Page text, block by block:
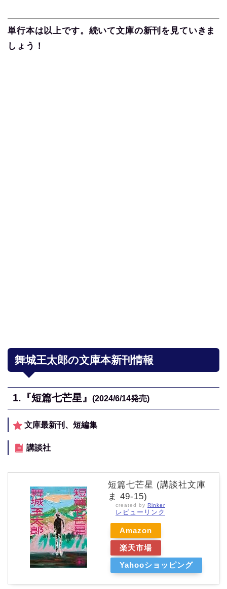
単行本は以上です。続いて文庫の新刊を見ていきま
しょう！
舞城王太郎の文庫本新刊情報
1. 『短篇七芒星』 (2024/6/14発売)
文庫最新刊、短編集
講談社
短篇七芒星 (講談社文庫
ま 49-15)
created by Rinker
レビューリンク
Amazon
楽天市場
Yahooショッピング